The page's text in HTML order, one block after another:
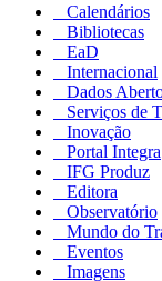
Calendários
Bibliotecas
EaD
Internacional
Dados
Serviços de
Inovação
Portal Integra
IFG Produz
Editora
Observatório
Mundo do
Eventos
Imagens